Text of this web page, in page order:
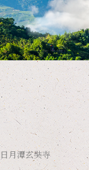
日月潭玄奘寺